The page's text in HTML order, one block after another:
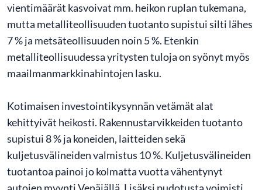
vientimäärät kasvoivat mm. heikon ruplan tukemana,
mutta metalliteollisuuden tuotanto supistui silti lähes
7 % ja metsäteollisuuden noin 5 %. Etenkin
metalliteollisuudessa yritysten tuloja on syönyt myös
maailmanmarkkinahintojen lasku.
Kotimaisen investointikysynnän vetämät alat
kehittyivät heikosti. Rakennustarvikkeiden tuotanto
supistui 8 % ja koneiden, laitteiden sekä
kuljetusvälineiden valmistus 10 %. Kuljetusvälineiden
tuotantoa painoi jo kolmatta vuotta vähentynyt